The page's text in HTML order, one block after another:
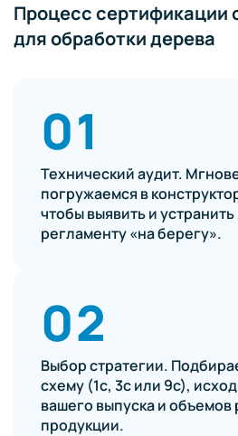
Процесс сертификации
для обработки дерева
01
Технический аудит.
погружаемся в
чтобы выявить и
регламенту «на берегу».
02
Выбор стратегии.
схему (1с, 3с или 9с),
вашего выпуска и объемов
продукции.